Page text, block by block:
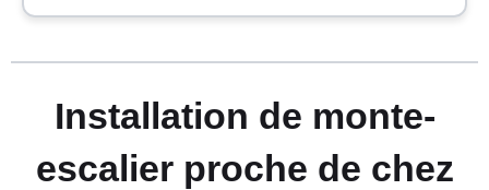
Installation de monte-
escalier proche de chez